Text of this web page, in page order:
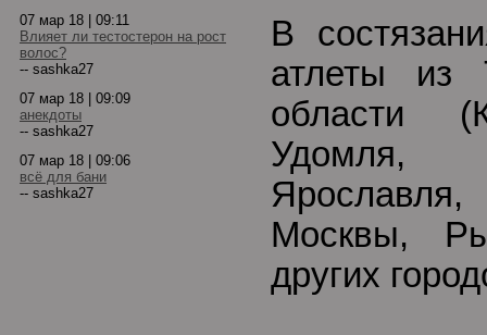
07 мар 18 | 09:11
Влияет ли тестостерон на рост
волос?
-- sashka27
07 мар 18 | 09:09
анекдоты
-- sashka27
07 мар 18 | 09:06
всё для бани
-- sashka27
В
атлеты из
области
Москвы,
других